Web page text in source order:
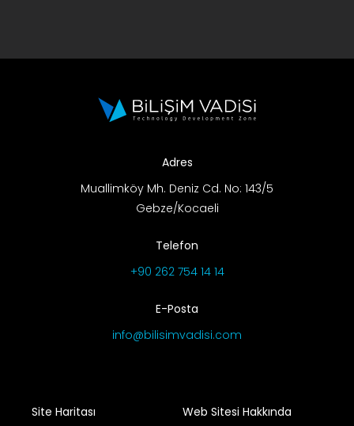
Adres
Muallimköy Mh. Deniz Cd. No: 143/5
Gebze/Kocaeli
Telefon
+90 262 754 14 14
E-Posta
info@bilisimvadisi.com
Site Haritası Web Sitesi Hakkında